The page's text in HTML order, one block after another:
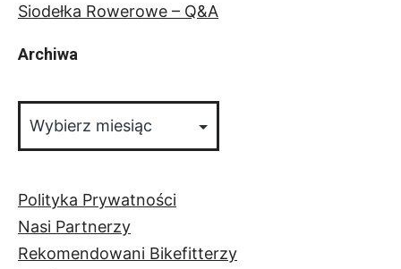
Siodełka Rowerowe – Q&A
Archiwa
Polityka Prywatności
Nasi Partnerzy
Rekomendowani Bikefitterzy